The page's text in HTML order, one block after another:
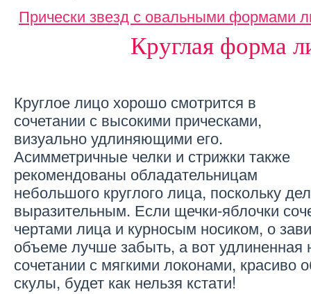
Прически звезд с овальными формами
Круглая форма
Круглое лицо хорошо смотрится в
сочетании с высокими прическами,
визуально удлиняющими его.
Асимметричные челки и стрижки также
рекомендованы обладательницам
небольшого круглого лица, поскольку
выразительным. Если щечки-яблочки
чертами лица и курносым носиком, о
объеме лучше забыть, а вот удлиненная
сочетании с мягкими локонами,
скулы, будет как нельзя кстати!